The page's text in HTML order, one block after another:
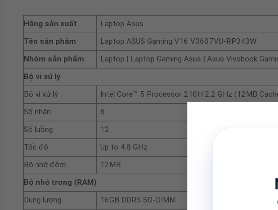
Hãng sản xuất
Laptop Asus
Tên sản phẩm
Laptop ASUS Gaming V16 V3607VU-RP343W
Nhóm sản phẩm
Laptop | Laptop Gaming Asus | Asus Vivobook
Bộ vi xử lý
Bộ vi xử lý
Intel Core™ 5 Processor 210H 2.2 GHz (12MB
Số nhân
8
Số luồng
12
Tốc độ
Up to 4.8 GHz
Bộ nhớ đệm
12MB
Bộ nhớ trong (RAM)
Dung lượng
16GB DDR5 SO-DIMM